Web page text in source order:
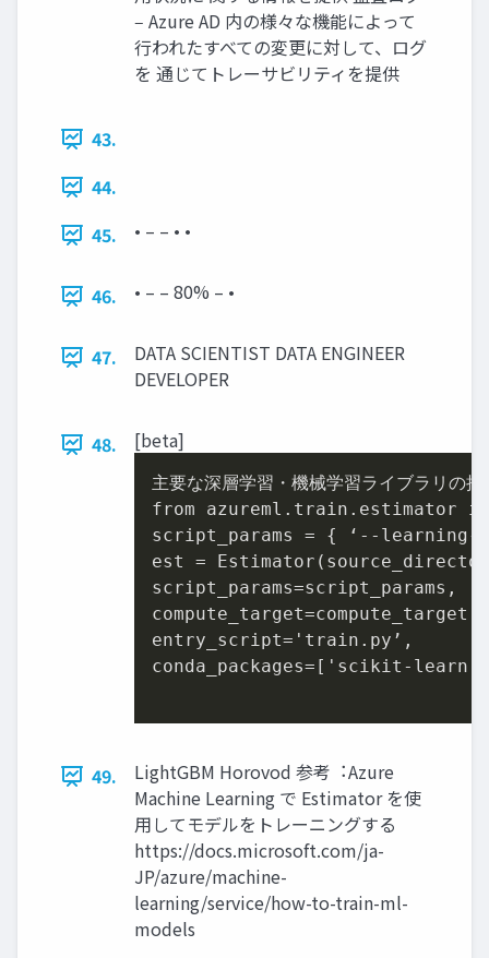
‒ Azure AD 内の様々な機能によって
⾏われたすべての変更に対して、ログ
を 通じてトレーサビリティを提供
43.
44.
45.
• – – • •
46. • – – 80% – •
47.
DATA SCIENTIST DATA ENGINEER
DEVELOPER
48. [beta]
主要な深層学習・機械学習ライブラリの
from azureml.train.estimator
script_params = { ‘--
est =
script_params=script_params,
compute_target=compute_target,
entry_script='train.py’,
conda_packages=['scikit-
49.
LightGBM Horovod 参考︓Azure
Machine Learning で Estimator を使
⽤してモデルをトレーニングする
https://docs.microsoft.com/ja-
JP/azure/machine-
learning/service/how-to-train-ml-
models